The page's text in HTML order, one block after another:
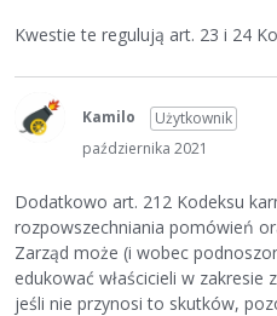
Kwestie te regulują art. 23 i 24
Kamilo
Użytkownik
października 2021
Dodatkowo art. 212 Kodeksu
rozpowszechniania pomówień
Zarząd może (i wobec
edukować właścicieli w zakresie
jeśli nie przynosi to skutków,